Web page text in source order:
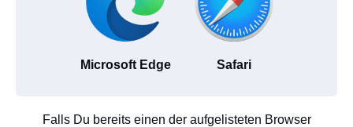
Microsoft Edge Safari
Falls Du bereits einen der aufgelisteten Browser